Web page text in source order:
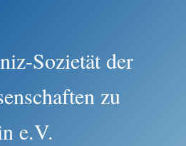
Sozietät der
zu
e.V.